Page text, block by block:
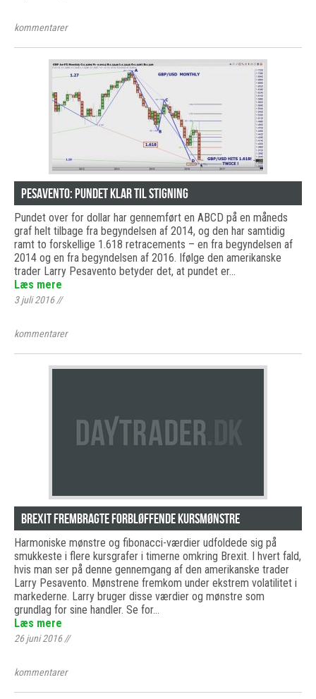
kommentarer
Pesavento: Pundet klar til stigning
Pundet over for dollar har gennemført en ABCD på en måneds
graf helt tilbage fra begyndelsen af 2014, og den har samtidig
ramt to forskellige 1.618 retracements – en fra begyndelsen af
2014 og en fra begyndelsen af 2016. Ifølge den amerikanske
trader Larry Pesavento betyder det, at pundet er…
Læs mere
3 juli 2016//
kommentarer
Brexit frembragte forbløffende kursmønstre
Harmoniske mønstre og fibonacci-værdier udfoldede sig på
smukkeste i flere kursgrafer i timerne omkring Brexit. I hvert fald,
hvis man ser på denne gennemgang af den amerikanske trader
Larry Pesavento. Mønstrene fremkom under ekstrem volatilitet i
markederne. Larry bruger disse værdier og mønstre som
grundlag for sine handler. Se for…
Læs mere
26 juni 2016//
kommentarer